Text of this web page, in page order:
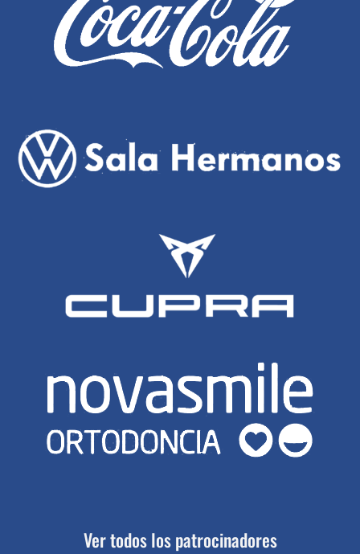
Ver todos los patrocinadores